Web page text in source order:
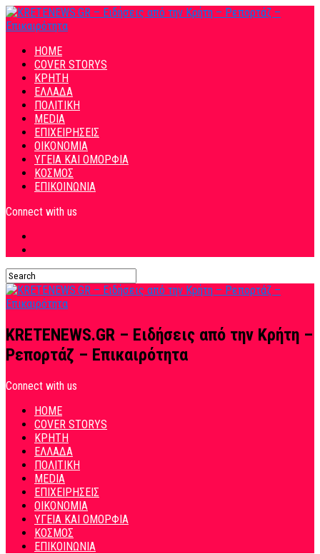
HOME
COVER STORYS
ΚΡΗΤΗ
ΕΛΛΑΔΑ
ΠΟΛΙΤΙΚΗ
MEDIA
ΕΠΙΧΕΙΡΗΣΕΙΣ
ΟΙΚΟΝΟΜΙΑ
ΥΓΕΙΑ ΚΑΙ ΟΜΟΡΦΙΑ
ΚΟΣΜΟΣ
ΕΠΙΚΟΙΝΩΝΙΑ
Connect with us
KRETENEWS.GR – Ειδήσεις από την Κρήτη –
Ρεπορτάζ – Επικαιρότητα
Connect with us
HOME
COVER STORYS
ΚΡΗΤΗ
ΕΛΛΑΔΑ
ΠΟΛΙΤΙΚΗ
MEDIA
ΕΠΙΧΕΙΡΗΣΕΙΣ
ΟΙΚΟΝΟΜΙΑ
ΥΓΕΙΑ ΚΑΙ ΟΜΟΡΦΙΑ
ΚΟΣΜΟΣ
ΕΠΙΚΟΙΝΩΝΙΑ